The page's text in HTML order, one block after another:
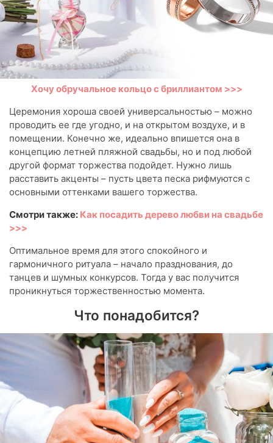
Хочу обручальное кольцо с бриллиантом >>>
Церемония хороша своей универсальностью – можно
проводить ее где угодно, и на открытом воздухе, и в
помещении. Конечно же, идеально впишется она в
концепцию летней пляжной свадьбы, но и под любой
другой формат торжества подойдет. Нужно лишь
расставить акценты – пусть цвета песка рифмуются с
основными оттенками вашего торжества.
Смотри также: Как посадить дерево любви на свадьбе
>>>
Оптимальное время для этого спокойного и
гармоничного ритуала – начало празднования, до
танцев и шумных конкурсов. Тогда у вас получится
проникнуться торжественностью момента.
Что понадобится?